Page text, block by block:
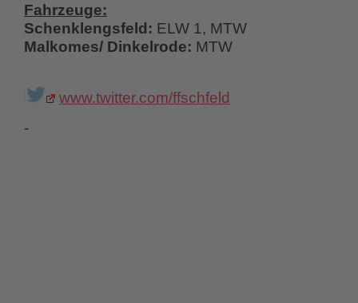
Fahrzeuge:
Schenklengsfeld: ELW 1, MTW
Malkomes/ Dinkelrode: MTW
www.twitter.com/ffschfeld
-